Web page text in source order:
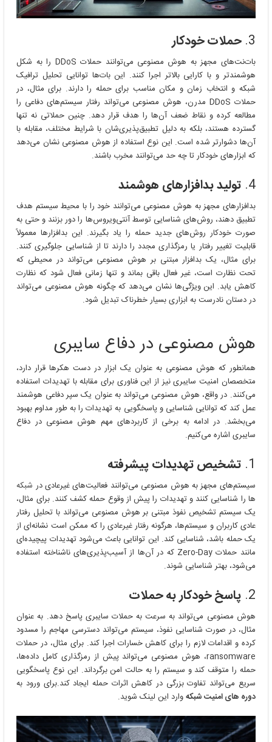
3. حملات خودکار
بات‌نت‌های مجهز به هوش مصنوعی می‌توانند حملات DDoS را به شکل
هوشمندتر و با کارایی بالاتر اجرا کنند. این بات‌ها توانایی تحلیل ترافیک
شبکه و انتخاب زمان و مکان مناسب برای حمله را دارند. برای مثال، در
حملات DDoS مدرن، هوش مصنوعی می‌تواند رفتار سیستم‌های دفاعی را
مطالعه کرده و نقاط ضعف آن‌ها را هدف قرار دهد. چنین حملاتی نه تنها
گسترده هستند، بلکه به دلیل تطبیق‌پذیری‌شان با شرایط مختلف، مقابله با
آن‌ها دشوارتر شده است. این نوع استفاده از هوش مصنوعی نشان می‌دهد
که ابزارهای خودکار تا چه حد می‌توانند مخرب باشند.
4. تولید بدافزارهای هوشمند
بدافزارهای مجهز به هوش مصنوعی می‌توانند خود را با محیط سیستم هدف
تطبیق دهند، روش‌های شناسایی توسط آنتی‌ویروس‌ها را دور بزنند و حتی به
صورت خودکار روش‌های جدید حمله را یاد بگیرند. این بدافزارها معمولاً
قابلیت تغییر رفتار یا رمزگذاری مجدد را دارند تا از شناسایی جلوگیری کنند.
برای مثال، یک بدافزار مبتنی بر هوش مصنوعی می‌تواند در محیطی که
تحت نظارت است، غیر فعال باقی بماند و تنها زمانی فعال شود که نظارت
کاهش یابد. این ویژگی‌ها نشان می‌دهد که چگونه هوش مصنوعی می‌تواند
در دستان نادرست به ابزاری بسیار خطرناک تبدیل شود.
هوش مصنوعی در دفاع سایبری
همانطور که هوش مصنوعی به عنوان یک ابزار در دست هکرها قرار دارد،
متخصصان امنیت سایبری نیز از این فناوری برای مقابله با تهدیدات استفاده
می‌کنند. در واقع، هوش مصنوعی می‌تواند به عنوان یک سپر دفاعی هوشمند
عمل کند که توانایی شناسایی و پاسخگویی به تهدیدات را به طور مداوم بهبود
می‌بخشد. در ادامه به برخی از کاربردهای مهم هوش مصنوعی در دفاع
سایبری اشاره می‌کنیم.
1. تشخیص تهدیدات پیشرفته
سیستم‌های مجهز به هوش مصنوعی می‌توانند فعالیت‌های غیرعادی در شبکه‌
ها را شناسایی کنند و تهدیدات را پیش از وقوع حمله کشف کنند. برای مثال،
یک سیستم تشخیص نفوذ مبتنی بر هوش مصنوعی می‌تواند با تحلیل رفتار
عادی کاربران و سیستم‌ها، هرگونه رفتار غیرعادی را که ممکن است نشانه‌ای از
یک حمله باشد، شناسایی کند. این توانایی باعث می‌شود تهدیدات پیچیده‌ای
مانند حملات Zero-Day که در آن‌ها از آسیب‌پذیری‌های ناشناخته استفاده
می‌شود، بهتر شناسایی شوند.
2. پاسخ خودکار به حملات
هوش مصنوعی می‌تواند به سرعت به حملات سایبری پاسخ دهد. به عنوان
مثال، در صورت شناسایی نفوذ، سیستم می‌تواند دسترسی مهاجم را مسدود
کرده و اقدامات لازم را برای کاهش خسارات اجرا کند. برای مثال، در حملات
ransomware، هوش مصنوعی می‌تواند پیش از رمزگذاری کامل داده‌ها،
حمله را متوقف کند و سیستم را به حالت امن برگرداند. این نوع پاسخگویی
سریع می‌تواند تفاوت بزرگی در کاهش اثرات حمله ایجاد کند.برای ورود به
دوره های امنیت شبکهوارد این لینک شوید.